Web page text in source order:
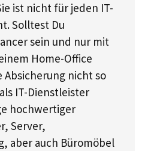
ist nicht für jeden IT-
Solltest Du
sein und nur mit
Home-Office
Absicherung nicht so
IT-Dienstleister
hochwertiger
Server,
aber auch Büromöbel